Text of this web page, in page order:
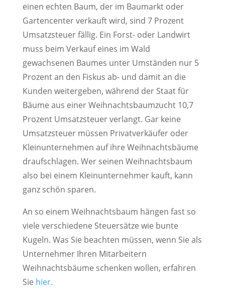
einen echten Baum, der im Baumarkt oder
Gartencenter verkauft wird, sind 7 Prozent
Umsatzsteuer fällig. Ein Forst- oder Landwirt
muss beim Verkauf eines im Wald
gewachsenen Baumes unter Umständen nur 5
Prozent an den Fiskus ab- und damit an die
Kunden weitergeben, während der Staat für
Bäume aus einer Weihnachtsbaumzucht 10,7
Prozent Umsatzsteuer verlangt. Gar keine
Umsatzsteuer müssen Privatverkäufer oder
Kleinunternehmen auf ihre Weihnachtsbäume
draufschlagen. Wer seinen Weihnachtsbaum
also bei einem Kleinunternehmer kauft, kann
ganz schön sparen.
An so einem Weihnachtsbaum hängen fast so
viele verschiedene Steuersätze wie bunte
Kugeln. Was Sie beachten müssen, wenn Sie als
Unternehmer Ihren Mitarbeitern
Weihnachtsbäume schenken wollen, erfahren
Sie hier.